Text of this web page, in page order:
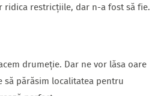
ridica restricțiile, dar n-a fost să fie.
drumeție. Dar ne vor lăsa oare
să părăsim localitatea pentru